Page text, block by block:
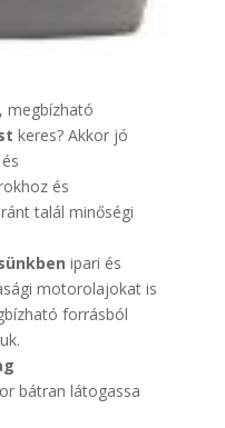
megbízható
keres? Akkor jó
és
talál minőségi
ipari és
motorolajokat is
forrásból
bátran látogassa